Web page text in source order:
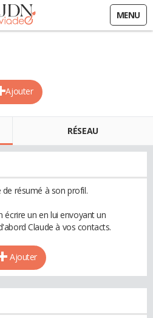
MENU
Ajouter
RÉSEAU
résumé à son profil.
écrire un en lui envoyant un
Claude à vos contacts.
Ajouter